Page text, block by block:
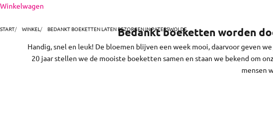
Naar inhoud
Winkelwagen
START WINKEL BEDANKT BOEKETTEN LATEN BEZORGEN IN PATERSWOLDE
persoonlijker kan het niet. En zo makkelijk! Kies en bestel je boeket
Paterswolde. We brengen je
Bedankt boeketten worden
Handig, snel en leuk! De bloemen blijven een week mooi, daarvoor geven
20 jaar stellen we de mooiste boeketten samen en staan we bekend om
mensen